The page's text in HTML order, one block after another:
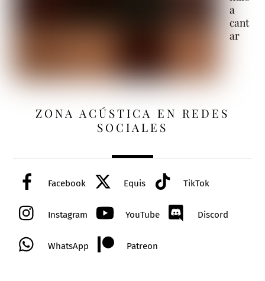
a
cant
ar
ZONA ACÚSTICA EN REDES
SOCIALES
Facebook Equis TikTok
Instagram YouTube Discord
WhatsApp Patreon